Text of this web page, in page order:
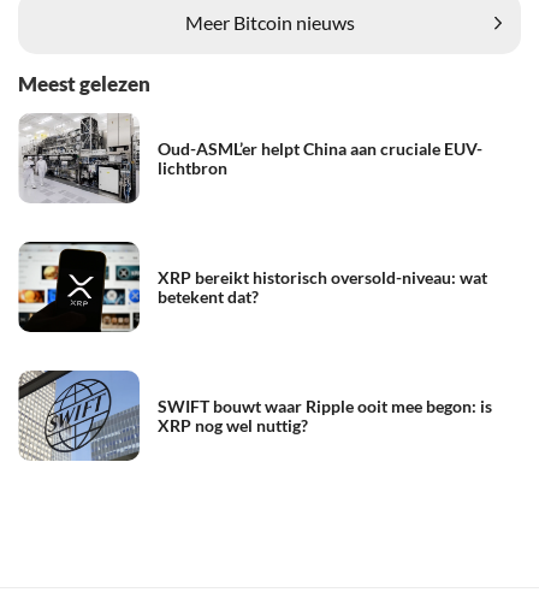
Meer Bitcoin nieuws
Meest gelezen
Oud-ASML’er helpt China aan cruciale EUV-
lichtbron
XRP bereikt historisch oversold-niveau: wat
betekent dat?
SWIFT bouwt waar Ripple ooit mee begon: is
XRP nog wel nuttig?